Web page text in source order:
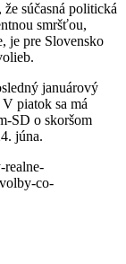
súčasná politická
smršťou,
je pre Slovensko
januárový
piatok sa má
SD o skoršom
júna.
realne-
co-